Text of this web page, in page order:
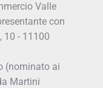
Valle
con
10 - 11100
(nominato ai
Martini